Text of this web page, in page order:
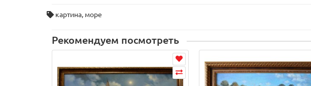
картина, море
Рекомендуем посмотреть